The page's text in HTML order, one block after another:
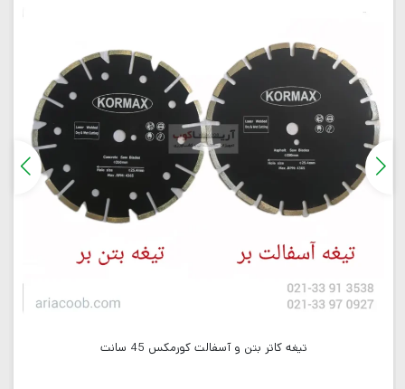
تیغه کاتر بتن و آسفالت کورمکس 45 سانت